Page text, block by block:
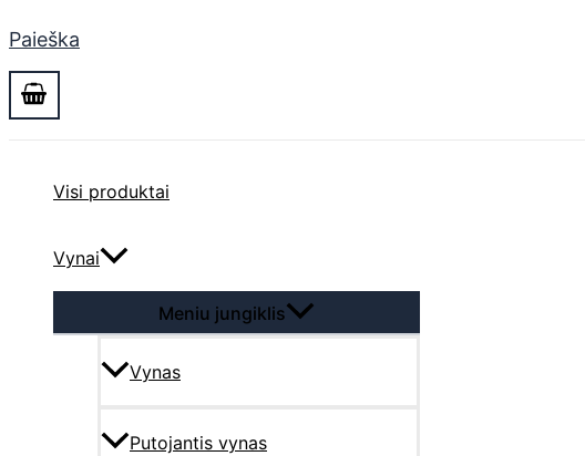
Paieška
Visi produktai
Vynai
Meniu jungiklis
Vynas
Putojantis vynas